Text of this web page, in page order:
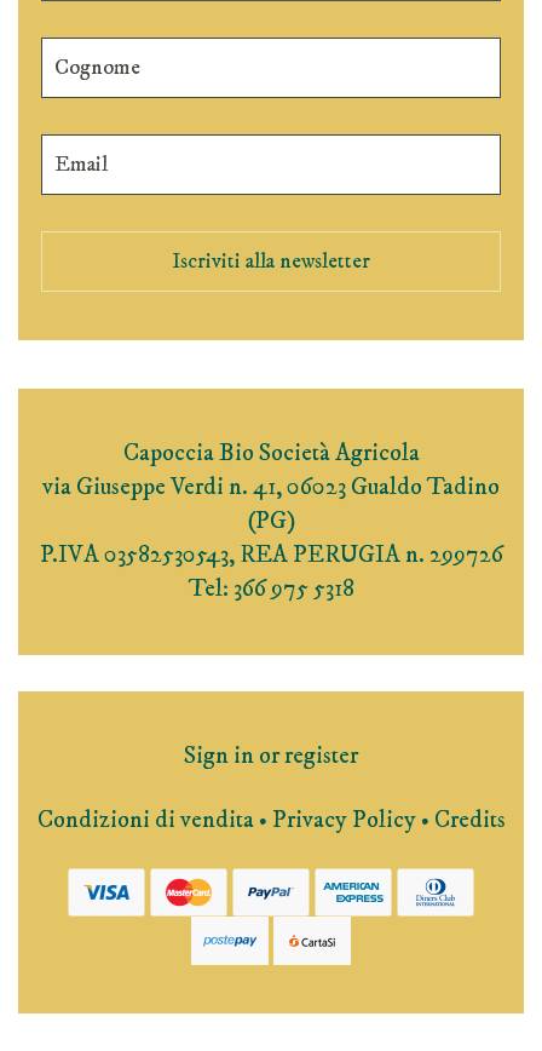
Iscriviti alla newsletter
Capoccia Bio Società Agricola
via Giuseppe Verdi n. 41, 06023 Gualdo Tadino
(PG)
P.IVA 03582530543, REA PERUGIA n. 299726
Tel: 366 975 5318
Sign in or register
Condizioni di vendita• Privacy Policy• Credits